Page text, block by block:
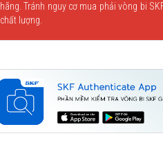
hãng. Tránh nguy cơ mua phải vòng bi
chất lượng.